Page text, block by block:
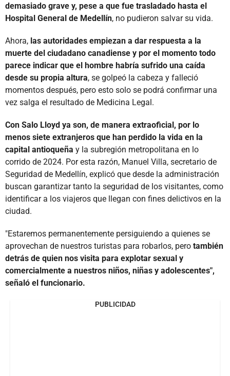
demasiado grave y, pese a que fue trasladado hasta el
Hospital General de Medellín, no pudieron salvar su vida.
Ahora, las autoridades empiezan a dar respuesta a la
muerte del ciudadano canadiense y por el momento todo
parece indicar que el hombre habría sufrido una caída
desde su propia altura, se golpeó la cabeza y falleció
momentos después, pero esto solo se podrá confirmar una
vez salga el resultado de Medicina Legal.
Con Salo Lloyd ya son, de manera extraoficial, por lo
menos siete extranjeros que han perdido la vida en la
capital antioqueña y la subregión metropolitana en lo
corrido de 2024. Por esta razón, Manuel Villa, secretario de
Seguridad de Medellín, explicó que desde la administración
buscan garantizar tanto la seguridad de los visitantes, como
identificar a los viajeros que llegan con fines delictivos en la
ciudad.
"Estaremos permanentemente persiguiendo a quienes se
aprovechan de nuestros turistas para robarlos, pero también
detrás de quien nos visita para explotar sexual y
comercialmente a nuestros niños, niñas y adolescentes",
señaló el funcionario.
PUBLICIDAD